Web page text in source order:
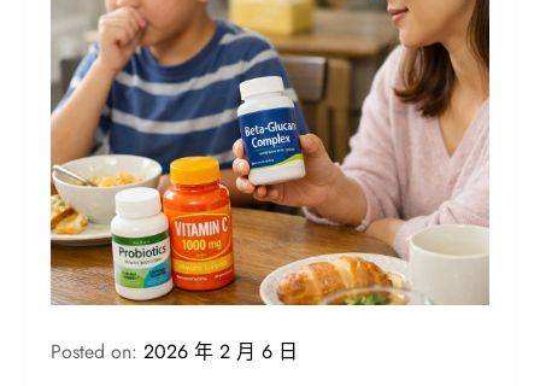
Posted on:2026 年 2 月 6 日